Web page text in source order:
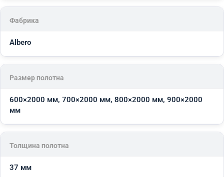
Фабрика
Albero
Размер полотна
600×2000 мм, 700×2000 мм, 800×2000 мм, 900×2000
мм
Толщина полотна
37 мм